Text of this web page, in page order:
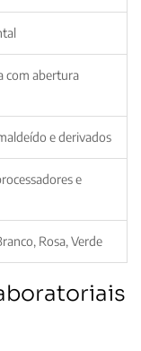
com abertura
e derivados
e
Rosa, Verde